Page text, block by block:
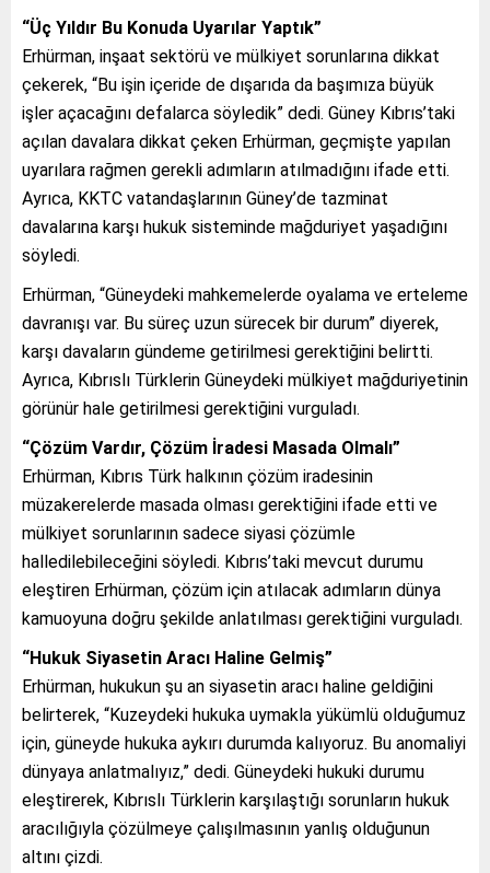
“Üç Yıldır Bu Konuda Uyarılar Yaptık”
Erhürman, inşaat sektörü ve mülkiyet sorunlarına dikkat
çekerek, “Bu işin içeride de dışarıda da başımıza büyük
işler açacağını defalarca söyledik” dedi. Güney Kıbrıs’taki
açılan davalara dikkat çeken Erhürman, geçmişte yapılan
uyarılara rağmen gerekli adımların atılmadığını ifade etti.
Ayrıca, KKTC vatandaşlarının Güney’de tazminat
davalarına karşı hukuk sisteminde mağduriyet yaşadığını
söyledi.
Erhürman, “Güneydeki mahkemelerde oyalama ve erteleme
davranışı var. Bu süreç uzun sürecek bir durum” diyerek,
karşı davaların gündeme getirilmesi gerektiğini belirtti.
Ayrıca, Kıbrıslı Türklerin Güneydeki mülkiyet mağduriyetinin
görünür hale getirilmesi gerektiğini vurguladı.
“Çözüm Vardır, Çözüm İradesi Masada Olmalı”
Erhürman, Kıbrıs Türk halkının çözüm iradesinin
müzakerelerde masada olması gerektiğini ifade etti ve
mülkiyet sorunlarının sadece siyasi çözümle
halledilebileceğini söyledi. Kıbrıs’taki mevcut durumu
eleştiren Erhürman, çözüm için atılacak adımların dünya
kamuoyuna doğru şekilde anlatılması gerektiğini vurguladı.
“Hukuk Siyasetin Aracı Haline Gelmiş”
Erhürman, hukukun şu an siyasetin aracı haline geldiğini
belirterek, “Kuzeydeki hukuka uymakla yükümlü olduğumuz
için, güneyde hukuka aykırı durumda kalıyoruz. Bu anomaliyi
dünyaya anlatmalıyız,” dedi. Güneydeki hukuki durumu
eleştirerek, Kıbrıslı Türklerin karşılaştığı sorunların hukuk
aracılığıyla çözülmeye çalışılmasının yanlış olduğunun
altını çizdi.